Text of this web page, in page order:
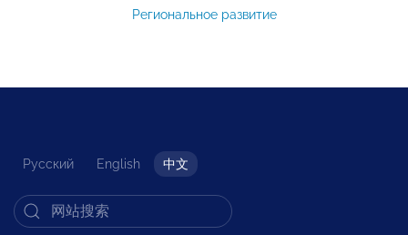
Региональное развитие
Русский English 中文